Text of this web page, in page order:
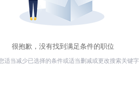
很抱歉，没有找到满足条件的职位
适当减少已选择的条件或适当删减或更改搜索关键字